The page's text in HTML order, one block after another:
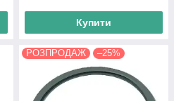
Купити
РОЗПРОДАЖ –25%